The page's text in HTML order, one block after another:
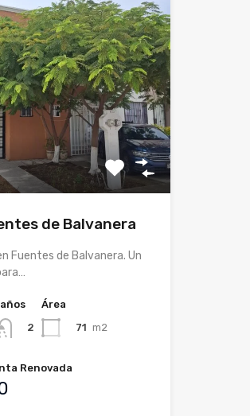
de Balvanera
Fuentes de Balvanera. Un
2
Área
71 m2
Renovada